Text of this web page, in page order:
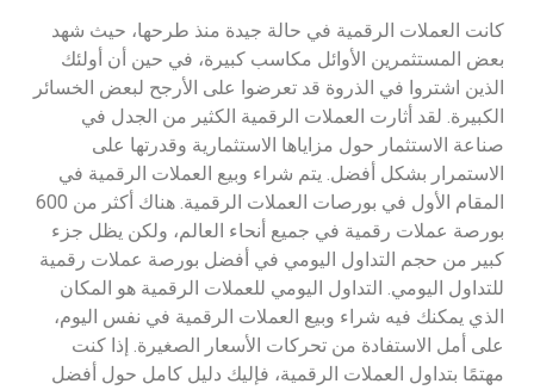
كانت العملات الرقمية في حالة جيدة منذ طرحها، حيث شهد
بعض المستثمرين الأوائل مكاسب كبيرة، في حين أن أولئك
الذين اشتروا في الذروة قد تعرضوا على الأرجح لبعض الخسائر
الكبيرة. لقد أثارت العملات الرقمية الكثير من الجدل في
صناعة الاستثمار حول مزاياها الاستثمارية وقدرتها على
الاستمرار بشكل أفضل. يتم شراء وبيع العملات الرقمية في
المقام الأول في بورصات العملات الرقمية. هناك أكثر من 600
بورصة عملات رقمية في جميع أنحاء العالم، ولكن يظل جزء
كبير من حجم التداول اليومي في أفضل بورصة عملات رقمية
للتداول اليومي. التداول اليومي للعملات الرقمية هو المكان
الذي يمكنك فيه شراء وبيع العملات الرقمية في نفس اليوم،
على أمل الاستفادة من تحركات الأسعار الصغيرة. إذا كنت
مهتمًا بتداول العملات الرقمية، فإليك دليل كامل حول أفضل